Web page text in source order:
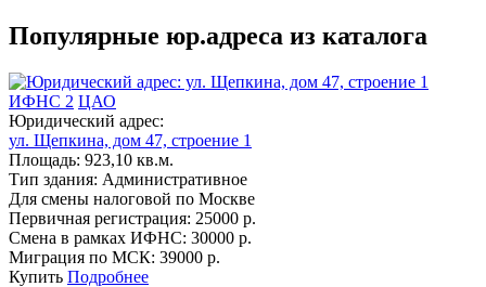
Популярные юр.адреса из каталога
ИФНС 2 ЦАО
Юридический адрес:
ул. Щепкина, дом 47, строение 1
Площадь: 923,10 кв.м.
Тип здания: Административное
Для смены налоговой по Москве
Первичная регистрация: 25000 р.
Смена в рамках ИФНС: 30000 р.
Миграция по МСК: 39000 р.
Купить Подробнее